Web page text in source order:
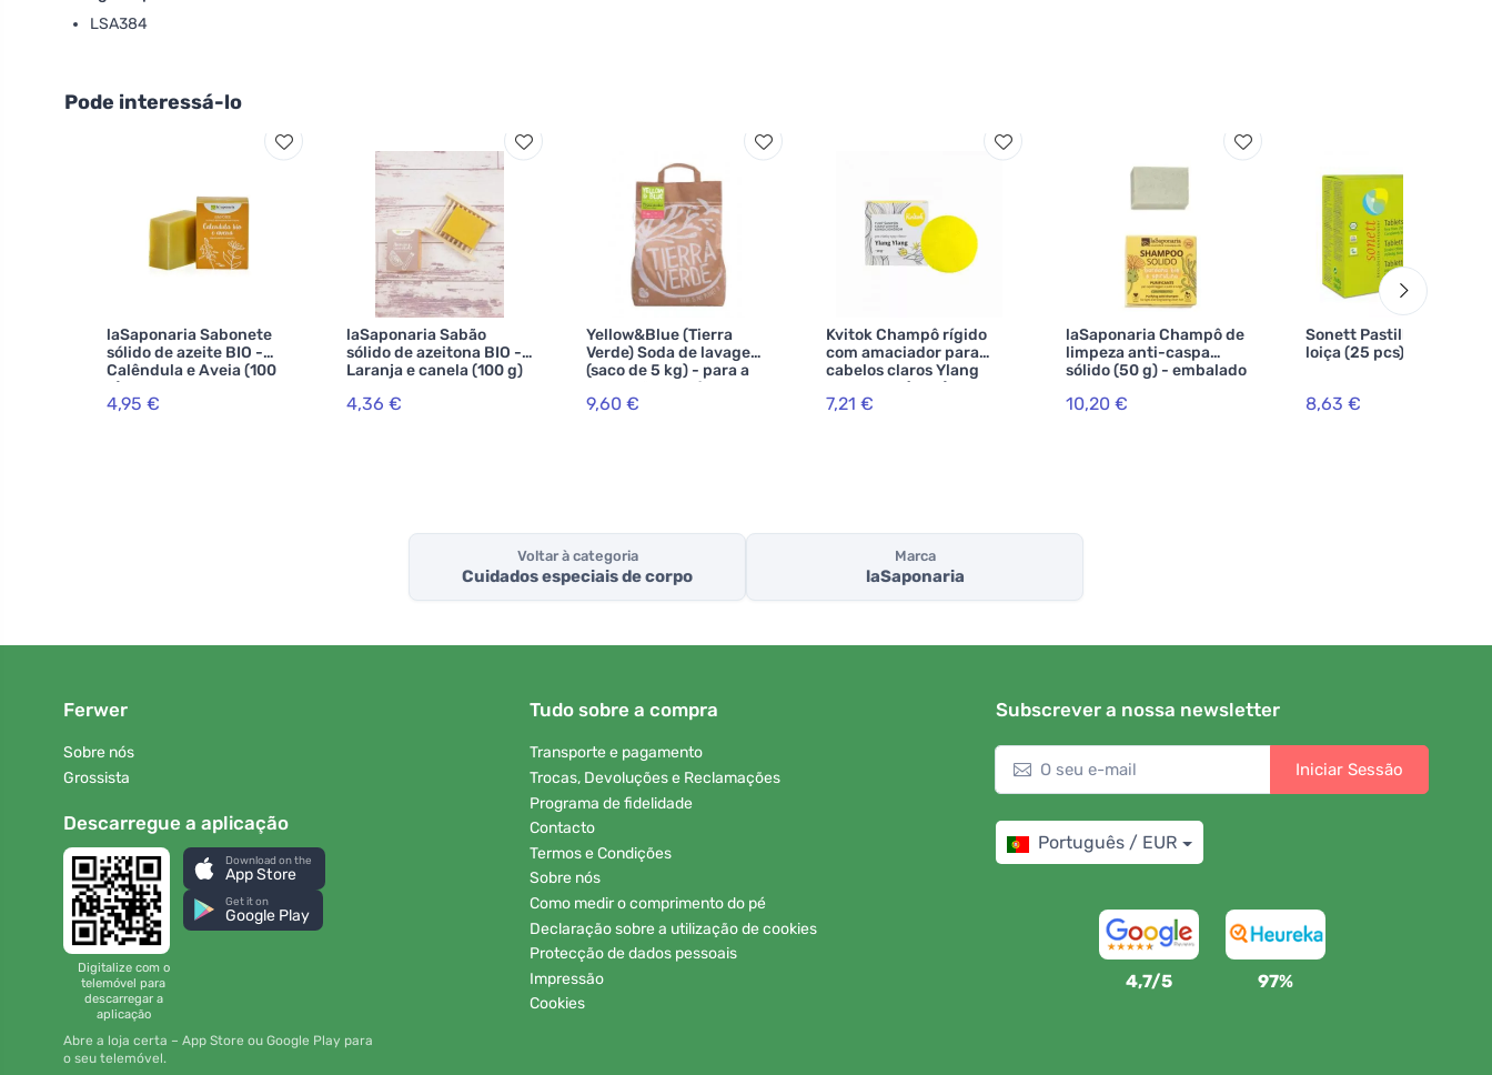
LSA384
Pode interessá-lo
laSaponaria Sabonete
sólido de azeite BIO -
Calêndula e Aveia (100
g) - adequado para o
corpo e o rosto
4,95 €
laSaponaria Sabão
sólido de azeitona BIO -
Laranja e canela (100 g)
4,36 €
Yellow&Blue (Tierra
Verde) Soda de lavagem
(saco de 5 kg) - para a
produção de pó
artesanal
9,60 €
Kvitok Champô rígido
com amaciador para
cabelos claros Ylang
Ylang XXL (50 g) -
espumas
7,21 €
laSaponaria Champô de
limpeza anti-caspa
sólido (50 g) - embalado
cartão reciclado
10,20 €
Sonett Pastilhas de lavar
loiça (25 pcs) 500 g
8,63 €
Voltar à categoria
Cuidados especiais de corpo
Marca
laSaponaria
Ferwer
Sobre nós
Grossista
Descarregue a aplicação
Digitalize com o
telemóvel para
descarregar a
aplicação
Download on the
App Store
Get it on
Google Play
Abre a loja certa – App Store ou Google Play para
o seu telemóvel.
Tudo sobre a compra
Transporte e pagamento
Trocas, Devoluções e Reclamações
Programa de fidelidade
Contacto
Termos e Condições
Sobre nós
Como medir o comprimento do pé
Declaração sobre a utilização de cookies
Protecção de dados pessoais
Impressão
Cookies
Subscrever a nossa newsletter
Iniciar Sessão
Português / EUR
4,7/5 97%